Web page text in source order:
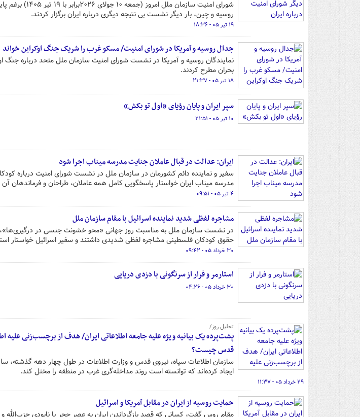
روسیه و چین، بار دیگر نشست بی نتیجه دیگری درباره ایران برگزار کردند.
۱۹ تیر ۰۵ - ۱۸:۳۶
جدال روسیه و آمریکا در شورای امنیت/ مسکو غرب را شریک جنگ اوکراین خواند
نمایندگان روسیه و آمریکا در نشست شورای امنیت سازمان ملل متحد درباره جنگ
بحران مطرح کردند.
۱۸ تیر ۰۵ - ۲۱:۳۷
سپر ایران و پایان رؤیای «اول تو بکش»
۱۰ تیر ۰۵ - ۲۱:۵۱
ایران: عدالت در قبال عاملان جنایت مدرسه میناب اجرا شود
سفیر و نماینده دائم کشورمان در سازمان ملل در نشست شورای امنیت درباره
مدرسه میناب ایران خواستار پاسخگویی کامل همه عاملان، طراحان و فرماندهان
۴ تیر ۰۵ - ۰۹:۵۱
مشاجره لفظی شدید نماینده اسرائیل با مقام سازمان ملل
در نشست سازمان ملل به مناسبت روز جهانی «محو خشونت جنسی در درگیری‌ها»،
حقوق کودکان فلسطینی مشاجره لفظی شدیدی داشتند و سفیر اسرائیل خواستار
۳۰ خرداد ۰۵ - ۰۹:۴۲
استارمر و فرار از سرنگونی با دزدی دریایی
۳۰ خرداد ۰۵ - ۰۴:۲۶
تحلیل روز/
پشت‌پرده یک بیانیه ویژه علیه جامعه اطلاعاتی ایران/ هدف از برچسب‌زنی علیه
قدس چیست؟
سازمان اطلاعات سپاه، نیروی قدس و وزارت اطلاعات در طول چهار دهه گذشته،
ایجاد کرده‌اند که توانسته است روند مداخله‌گری غرب در منطقه را مختل کند.
۲۹ خرداد ۰۵ - ۱۱:۳۷
حمایت روسیه از ایران در مقابل آمریکا و اسرائیل
مقام روس گفت، کسانی که قصد بازگرداندن ایران به عصر حجر یا نابودی